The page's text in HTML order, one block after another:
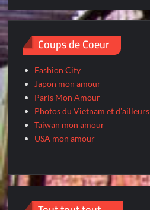
Coups de Coeur
Fashion City
Japon mon amour
Paris Mon Amour
Photos du Vietnam et d'ailleurs
Taiwan mon amour
USA mon amour